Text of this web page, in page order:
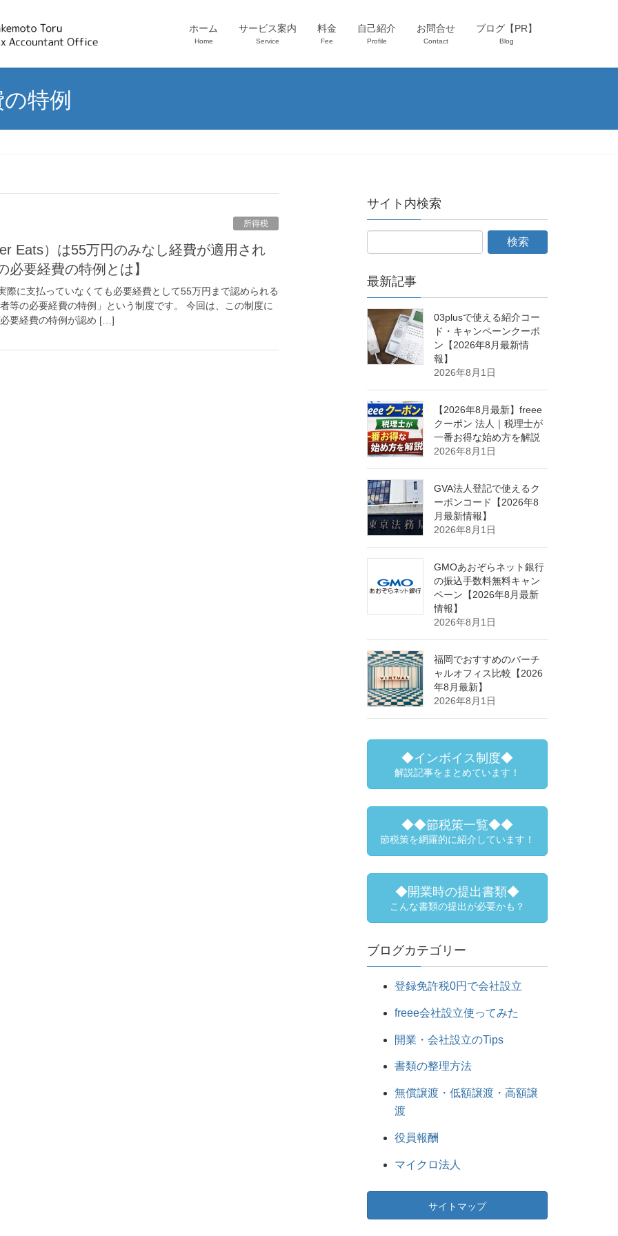
ホーム
Home
サービス案内
Service
料金
Fee
自己紹介
Profile
お問合せ
Contact
ブログ【PR】
Blog
特例
所得税
必要経費の特例とは】
際に支払っていなくても必要経費として55万円まで認められる
等の必要経費の特例」という制度です。 今回は、この制度に
要経費の特例が認め […]
サイト内検索
最新記事
03plusで使える紹介コー
ド・キャンペーンクーポ
ン【2026年8月最新情
報】
2026年8月1日
【2026年8月最新】freee
クーポン 法人｜税理士が
一番お得な始め方を解説
2026年8月1日
GVA法人登記で使えるク
ーポンコード【2026年8
月最新情報】
2026年8月1日
GMOあおぞらネット銀行
の振込手数料無料キャン
ペーン【2026年8月最新
情報】
2026年8月1日
福岡でおすすめのバーチ
ャルオフィス比較【2026
年8月最新】
2026年8月1日
◆インボイス制度◆
解説記事をまとめています！
◆◆節税策一覧◆◆
節税策を網羅的に紹介しています！
◆開業時の提出書類◆
こんな書類の提出が必要かも？
ブログカテゴリー
登録免許税0円で会社設立
freee会社設立使ってみた
開業・会社設立のTips
書類の整理方法
無償譲渡・低額譲渡・高額譲
渡
役員報酬
マイクロ法人
サイトマップ